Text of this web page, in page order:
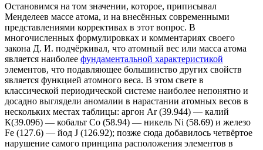
Остановимся на том значении, которое, приписывал
Менделеев массе атома, и на внесённых современными
представлениями коррективах в этот вопрос. В
многочисленных формулировках и комментариях своего
закона Д. И. подчёркивал, что атомный вес или масса атома
является наиболее фундаментальной характеристикой
элементов, что подавляющее большинство других свойств
является функцией атомного веса. В этом свете в
классической периодической системе наиболее непонятно и
досадно выглядели аномалии в нарастании атомных весов в
нескольких местах таблицы: аргон Ar (39.944) — калий
К(39.096) — кобальт Со (58.94) — никель Ni (58.69) и железо
Fe (127.6) — йод J (126.92); позже сюда добавилось четвёртое
нарушение самого принципа расположения элементов в